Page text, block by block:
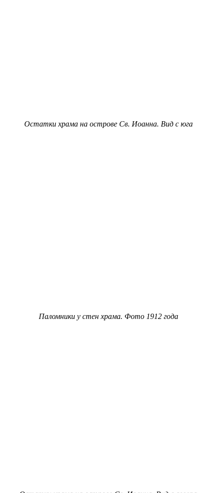
Остатки храма на острове Св. Иоанна. Вид с юга
Паломники у стен храма. Фото 1912 года